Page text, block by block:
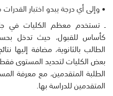
• وإلى أي درجة يبدو اختبار
ـ تستخدم معظم الكليات في
كأساس للقبول، حيث تدخل
الطالب بالثانوية، مضافة إليها
بعض الكليات لتحديد المستوى
الطلبة المتقدمين، مع معرفة
المتقدمين للدراسة بها.